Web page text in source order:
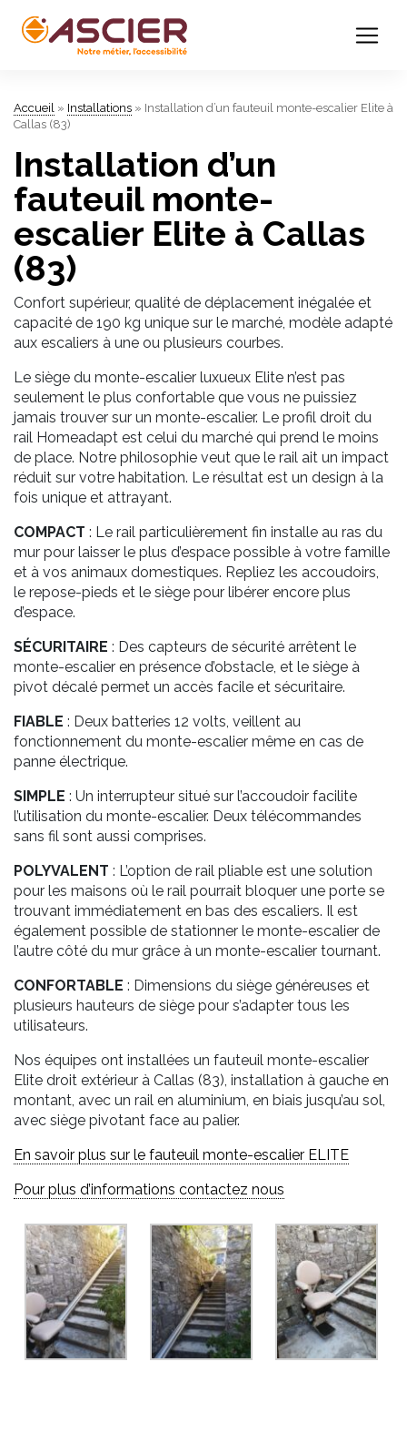
Accueil » Installations » Installation d’un fauteuil monte-escalier Elite à
Callas (83)
Installation d’un
fauteuil monte-
escalier Elite à Callas
(83)
Confort supérieur, qualité de déplacement inégalée et
capacité de 190 kg unique sur le marché, modèle adapté
aux escaliers à une ou plusieurs courbes.
Le siège du monte-escalier luxueux Elite n’est pas
seulement le plus confortable que vous ne puissiez
jamais trouver sur un monte-escalier. Le profil droit du
rail Homeadapt est celui du marché qui prend le moins
de place. Notre philosophie veut que le rail ait un impact
réduit sur votre habitation. Le résultat est un design à la
fois unique et attrayant.
COMPACT : Le rail particulièrement fin installe au ras du
mur pour laisser le plus d’espace possible à votre famille
et à vos animaux domestiques. Repliez les accoudoirs,
le repose-pieds et le siège pour libérer encore plus
d’espace.
SÉCURITAIRE : Des capteurs de sécurité arrêtent le
monte-escalier en présence d’obstacle, et le siège à
pivot décalé permet un accès facile et sécuritaire.
FIABLE : Deux batteries 12 volts, veillent au
fonctionnement du monte-escalier même en cas de
panne électrique.
SIMPLE : Un interrupteur situé sur l’accoudoir facilite
l’utilisation du monte-escalier. Deux télécommandes
sans fil sont aussi comprises.
POLYVALENT : L’option de rail pliable est une solution
pour les maisons où le rail pourrait bloquer une porte se
trouvant immédiatement en bas des escaliers. Il est
également possible de stationner le monte-escalier de
l’autre côté du mur grâce à un monte-escalier tournant.
CONFORTABLE : Dimensions du siège généreuses et
plusieurs hauteurs de siège pour s’adapter tous les
utilisateurs.
Nos équipes ont installées un fauteuil monte-escalier
Elite droit extérieur à Callas (83), installation à gauche en
montant, avec un rail en aluminium, en biais jusqu’au sol,
avec siège pivotant face au palier.
En savoir plus sur le fauteuil monte-escalier ELITE
Pour plus d’informations contactez nous